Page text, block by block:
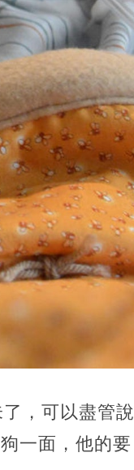
，可以盡管說
一面，他的要